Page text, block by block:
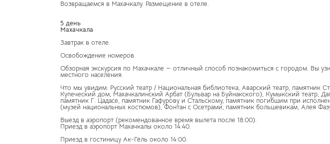
Возвращаемся в Махачкалу. Размещение в отеле.
5 день
Махачкала
Завтрак в отеле.
Освобождение номеров.
Обзорная экскурсия по Махачкале — отличный способ познакомиться с городом. Вы
местного населения.
Что мы увидим: Русский театр / Национальная библиотека, Аварский театр, памятник
Купеческий дом, Махачкалинский Арбат (Бульвар на Буйнакского), Кумыкский театр,
памятник Г. Цадасе, памятник Гафурову и Стальскому, памятник погибшим при
(музей национальных костюмов), Фонтан с Осетрами, памятник большевикам, Алея
Выезд в аэропорт (рекомендованное время вылета после 18:00).
Приезд в аэропорт Махачкалы около 14:40.
Приезд в гостиницу Ак-Гёль около 14:00.